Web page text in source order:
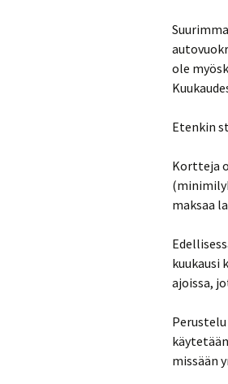
ole
Etenkin
Kortteja
maksaa
kuukausi
ajoissa,
missään